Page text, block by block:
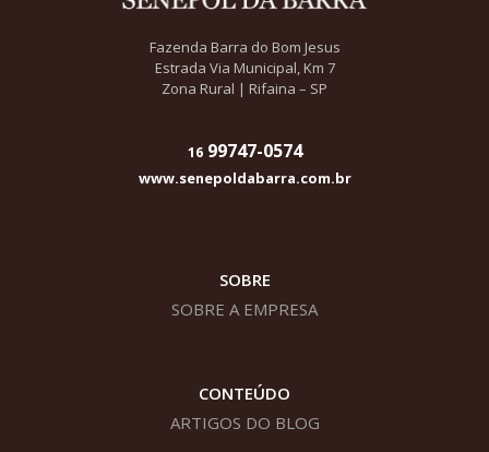
Fazenda Barra do Bom Jesus
Estrada Via Municipal, Km 7
Zona Rural | Rifaina – SP
1699747-0574
www.senepoldabarra.com.br
SOBRE
SOBRE A EMPRESA
CONTEÚDO
ARTIGOS DO BLOG